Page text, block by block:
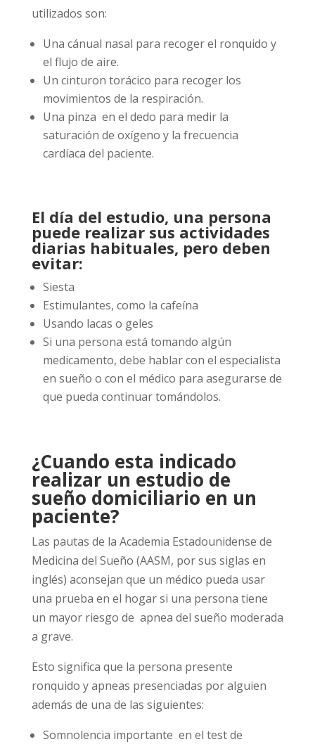
utilizados son:
Una cánual nasal para recoger el ronquido y
el flujo de aire.
Un cinturon torácico para recoger los
movimientos de la respiración.
Una pinza en el dedo para medir la
saturación de oxígeno y la frecuencia
cardíaca del paciente.
El día del estudio, una persona
puede realizar sus actividades
diarias habituales, pero deben
evitar:
Siesta
Estimulantes, como la cafeína
Usando lacas o geles
Si una persona está tomando algún
medicamento, debe hablar con el especialista
en sueño o con el médico para asegurarse de
que pueda continuar tomándolos.
¿Cuando esta indicado
realizar un estudio de
sueño domiciliario en un
paciente?
Las pautas de la Academia Estadounidense de
Medicina del Sueño (AASM, por sus siglas en
inglés) aconsejan que un médico pueda usar
una prueba en el hogar si una persona tiene
un mayor riesgo de apnea del sueño moderada
a grave.
Esto significa que la persona presente
ronquido y apneas presenciadas por alguien
además de una de las siguientes:
Somnolencia importante en el test de